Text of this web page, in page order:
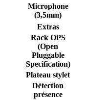
Microphone
(3,5mm)
Extras
Rack OPS
(Open
Pluggable
Specification)
Plateau stylet
Détection
présence